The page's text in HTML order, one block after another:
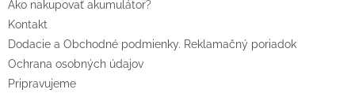
Ako nakupovať akumulátor?
Kontakt
Dodacie a Obchodné podmienky. Reklamačný poriadok
Ochrana osobných údajov
Pripravujeme